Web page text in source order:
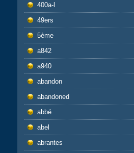
400a-l
49ers
5ème
a842
a940
abandon
abandoned
abbé
abel
abrantes